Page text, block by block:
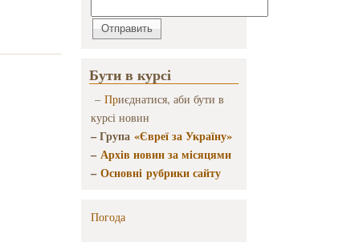
проєкт із
внаслідок
бойових дій
Бути в курсі
– Приєднатися, аби бути в
курсі новин
– Група «Євреї за Україну»
–Архів новин за місяцями
–Основні рубрики сайту
Погода